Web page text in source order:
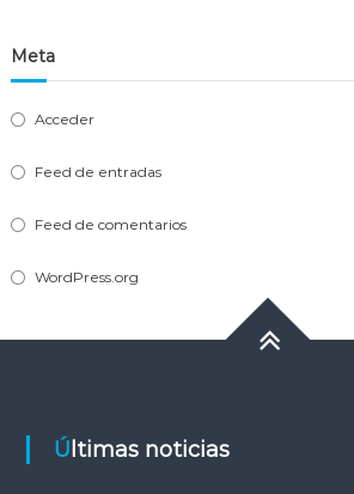
Meta
Acceder
Feed de entradas
Feed de comentarios
WordPress.org
Últimas noticias